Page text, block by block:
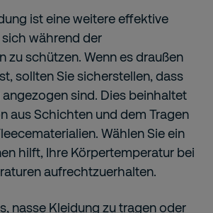
ist eine weitere effektive
während der
zu schützen. Wenn es draußen
sollten Sie sicherstellen, dass
sind. Dies beinhaltet
aus Schichten und dem Tragen
Wählen Sie ein
hilft, Ihre Körpertemperatur bei
aufrechtzuerhalten.
nasse Kleidung zu tragen oder